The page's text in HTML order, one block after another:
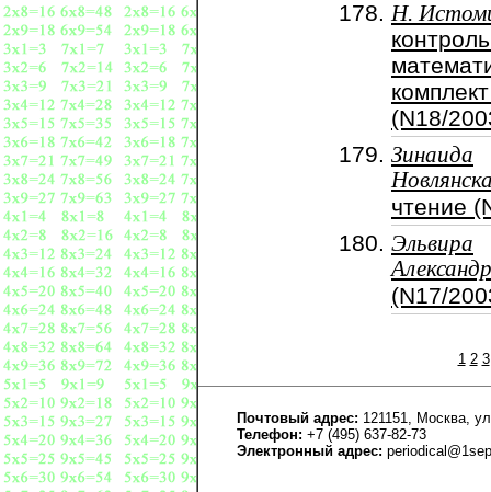
Н.
(N18/
Зинаида
чтение
Эльвира
(N17/
1 2 3
Почтовый адрес: 121151, Москва,
Телефон: +7 (495) 637-82-73
Электронный адрес: